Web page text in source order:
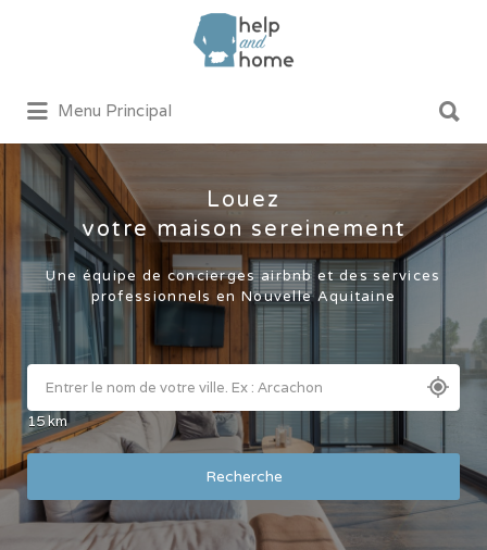
Menu Principal
Louez
votre maison sereinement
Une équipe de concierges airbnb et des services
professionnels en Nouvelle Aquitaine
15km